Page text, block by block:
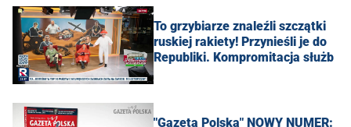
To grzybiarze znaleźli szczątki
ruskiej rakiety! Przynieśli je do
Republiki. Kompromitacja służb
"Gazeta Polska" NOWY NUMER: